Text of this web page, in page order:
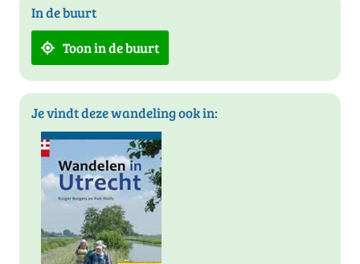
In de buurt
Toon in de buurt
Je vindt deze wandeling ook in: